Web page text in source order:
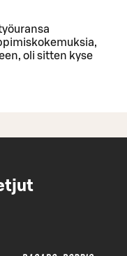
oli sitten kyse